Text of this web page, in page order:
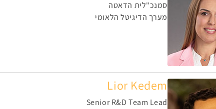
סמנכ"לית הדאטה
מערך הדיגיטל הלאומי
Lior Kedem
Senior R&D Team Lead